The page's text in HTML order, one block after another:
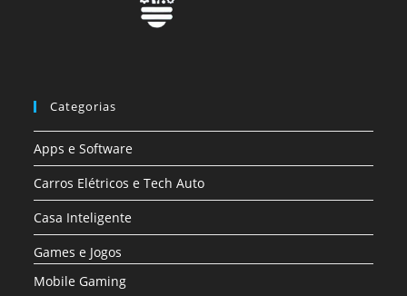
Categorias
Apps e Software
Carros Elétricos e Tech Auto
Casa Inteligente
Games e Jogos
Mobile Gaming